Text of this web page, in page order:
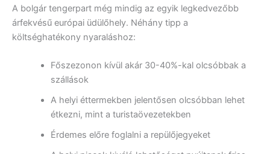
A bolgár tengerpart még mindig az egyik legkedvezőbb
árfekvésű európai üdülőhely. Néhány tipp a
költséghatékony nyaraláshoz:
Főszezonon kívül akár 30-40%-kal olcsóbbak a
szállások
A helyi éttermekben jelentősen olcsóbban lehet
étkezni, mint a turistaövezetekben
Érdemes előre foglalni a repülőjegyeket